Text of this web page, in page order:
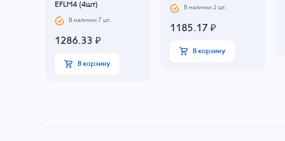
EFLM4 (4шт)
В наличии 7 шт.
1286.33 ₽
В корзину
В наличии2 шт.
1185.17₽
В корзину